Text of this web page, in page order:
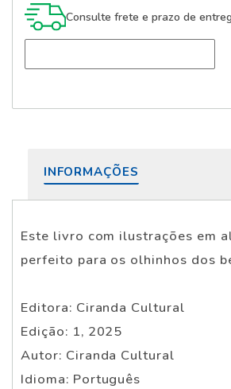
Consulte frete e prazo de
INFORMAÇÕES
Este livro com ilustrações em
perfeito para os olhinhos dos
Editora: Ciranda Cultural
Edição: 1, 2025
Autor: Ciranda Cultural
Idioma: Português